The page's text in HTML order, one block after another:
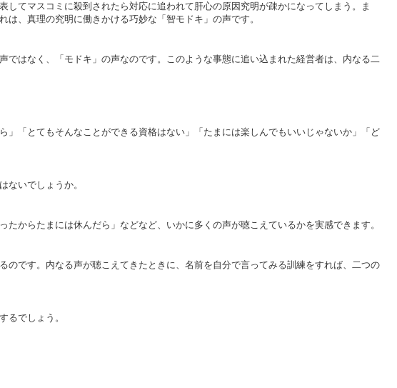
てマスコミに殺到されたら対応に追われて肝心の原因究明が疎かになってしまう。ま
、真理の究明に働きかける巧妙な「智モドキ」の声です。
はなく、「モドキ」の声なのです。このような事態に追い込まれた経営者は、内なる二
「とてもそんなことができる資格はない」「たまには楽しんでもいいじゃないか」「ど
ないでしょうか。
からたまには休んだら」などなど、いかに多くの声が聴こえているかを実感できます。
です。内なる声が聴こえてきたときに、名前を自分で言ってみる訓練をすれば、二つの
るでしょう。